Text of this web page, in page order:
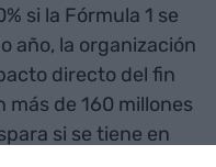
si la Fórmula 1 se
año, la organización
directo del fin
más de 160 millones
si se tiene en